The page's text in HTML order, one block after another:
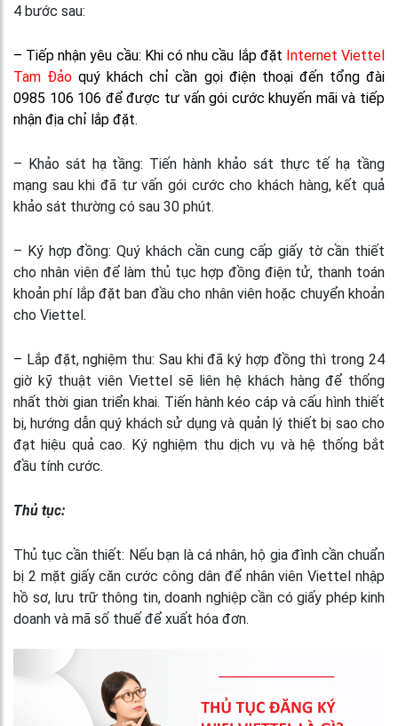
4 bước sau:
– Tiếp nhận yêu cầu: Khi có nhu cầu lắp đặt Internet Viettel
Tam Đảo quý khách chỉ cần gọi điện thoại đến tổng đài
0985 106 106 để được tư vấn gói cước khuyến mãi và tiếp
nhận địa chỉ lắp đặt.
– Khảo sát hạ tầng: Tiến hành khảo sát thực tế hạ tầng
mạng sau khi đã tư vấn gói cước cho khách hàng, kết quả
khảo sát thường có sau 30 phút.
– Ký hợp đồng: Quý khách cần cung cấp giấy tờ cần thiết
cho nhân viên để làm thủ tục hợp đồng điện tử, thanh toán
khoản phí lắp đặt ban đầu cho nhân viên hoặc chuyển khoản
cho Viettel.
– Lắp đặt, nghiệm thu: Sau khi đã ký hợp đồng thì trong 24
giờ kỹ thuật viên Viettel sẽ liên hệ khách hàng để thống
nhất thời gian triển khai. Tiến hành kéo cáp và cấu hình thiết
bị, hướng dẫn quý khách sử dụng và quản lý thiết bị sao cho
đạt hiệu quả cao. Ký nghiệm thu dịch vụ và hệ thống bắt
đầu tính cước.
Thủ tục:
Thủ tục cần thiết: Nếu bạn là cá nhân, hộ gia đình cần chuẩn
bị 2 mặt giấy căn cước công dân để nhân viên Viettel nhập
hồ sơ, lưu trữ thông tin, doanh nghiệp cần có giấy phép kinh
doanh và mã số thuế để xuất hóa đơn.